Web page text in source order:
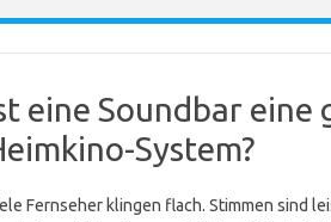
eine Soundbar
System?
Fernseher klingen flach. Stimmen sind